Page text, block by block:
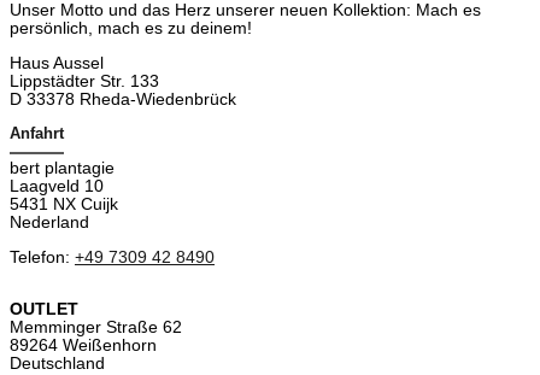
Unser Motto und das Herz unserer neuen Kollektion: Mach es
persönlich, mach es zu deinem!
Haus Aussel
Lippstädter Str. 133
D 33378 Rheda-Wiedenbrück
Anfahrt
bert plantagie
Laagveld 10
5431 NX Cuijk
Nederland
Telefon: +49 7309 42 8490
OUTLET
Memminger Straße 62
89264 Weißenhorn
Deutschland